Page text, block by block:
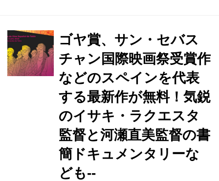
のスペイン代表に選出された話題作で
す。 日本でも 6 月に開催されたスペイ
ン映画祭 2019 にて特別上映されるや
いなや、会場は熱気に包まれ、映画フ
ァンの心を掴みました。そして、満を
持しての日本公開が、12 月 27 日(金)
よりヒューマントラストシネマ有楽
町、新宿武蔵野館、YEBISU GARDEN
CINEMA で決...
ゴヤ賞、サン・セバス
チャン国際映画祭受賞作
などのスペインを代表
する最新作が無料！気鋭
のイサキ・ラクエスタ
監督と河瀬直美監督の書
簡ドキュメンタリーな
ども--